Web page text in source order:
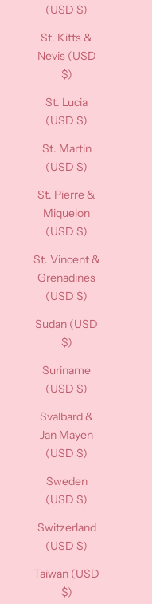
(USD $)
St. Kitts &
Nevis (USD
$)
St. Lucia
(USD $)
St. Martin
(USD $)
St. Pierre &
Miquelon
(USD $)
St. Vincent &
Grenadines
(USD $)
Sudan (USD
$)
Suriname
(USD $)
Svalbard &
Jan Mayen
(USD $)
Sweden
(USD $)
Switzerland
(USD $)
Taiwan (USD
$)